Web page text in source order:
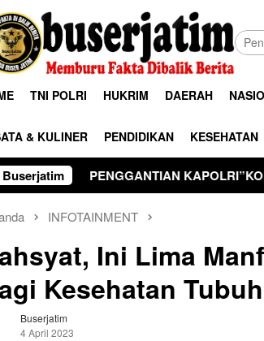
TNI POLRI HUKRIM DAERAH
& KULINER PENDIDIKAN KESEHATAN
Buserjatim KAPOLRI”KOMPETENSI
INFOTAINMENT
Ini Lima
Kesehatan Tubuh
Buserjatim
4 April 2023